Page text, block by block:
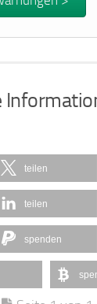
teilen
teilen
spenden